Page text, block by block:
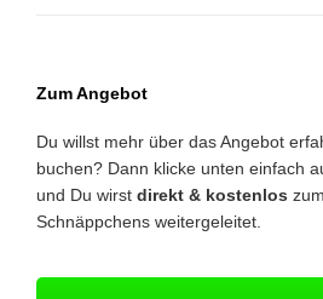
Zum Angebot
Du willst mehr über das Angebot
buchen? Dann klicke unten einfach
und Du wirst direkt & kostenlos
Schnäppchens weitergeleitet.